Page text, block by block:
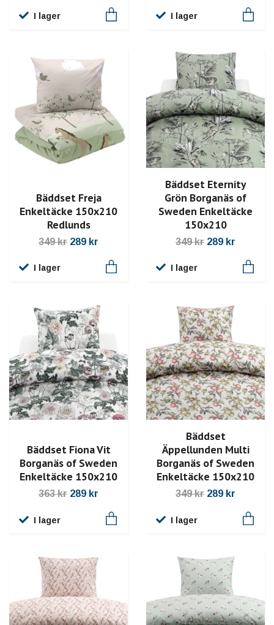
I lager I lager
Bäddset Freja
Enkeltäcke 150x210
Redlunds
349 kr 289 kr
I lager
Bäddset Eternity
Grön Borganäs of
Sweden Enkeltäcke
150x210
349 kr 289 kr
I lager
Bäddset Fiona Vit
Borganäs of Sweden
Enkeltäcke 150x210
363 kr 289 kr
I lager
Bäddset
Äppellunden Multi
Borganäs of Sweden
Enkeltäcke 150x210
349 kr 289 kr
I lager